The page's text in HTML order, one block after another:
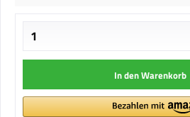
In denWarenkorb